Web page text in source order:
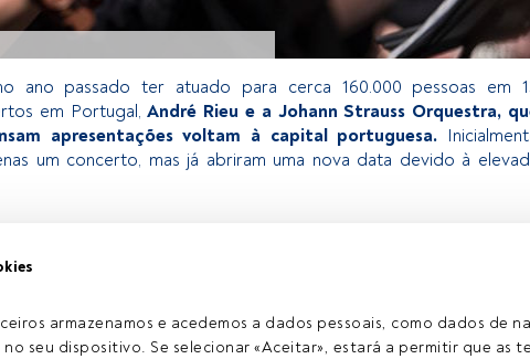
armazenamos e acedemos a dados pessoais, como dados de
seu dispositivo. Se selecionar «Aceitar», estará a permitir que as
ano passado ter atuado para cerca 160.000 pessoas em
em Portugal,André Rieu e a Johann Strauss Orquestra,
apresentações voltam à capital portuguesa.
um concerto, mas já abriram uma nova data devido à
exclusivo para os utilizadores registados da FundsPeople. Se já
a registar-se e a desfrutar de todo o universo que a FundsPeople